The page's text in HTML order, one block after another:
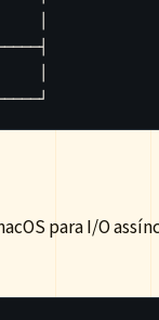
para I/O